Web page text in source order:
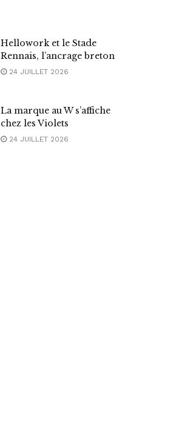
Hellowork et le Stade
Rennais, l’ancrage breton
24 JUILLET 2026
La marque au W s’affiche
chez les Violets
24 JUILLET 2026